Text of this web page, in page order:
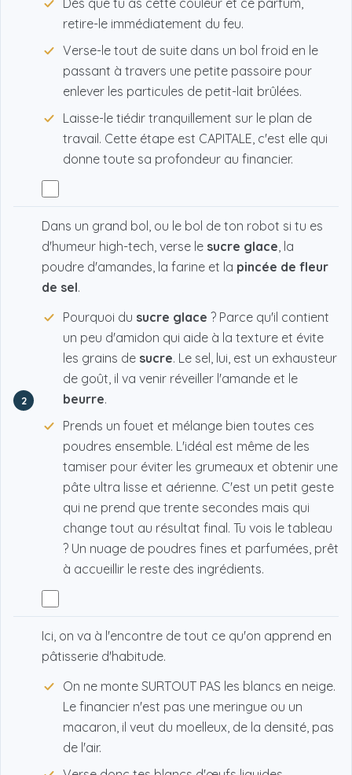
Dès que tu as cette couleur et ce parfum,
retire-le immédiatement du feu.
Verse-le tout de suite dans un bol froid en le
passant à travers une petite passoire pour
enlever les particules de petit-lait brûlées.
Laisse-le tiédir tranquillement sur le plan de
travail. Cette étape est CAPITALE, c'est elle qui
donne toute sa profondeur au financier.
2
Dans un grand bol, ou le bol de ton robot si tu es
d'humeur high-tech, verse le sucre glace, la
poudre d'amandes, la farine et la pincée de fleur
de sel.
Pourquoi du sucre glace ? Parce qu'il contient
un peu d'amidon qui aide à la texture et évite
les grains de sucre. Le sel, lui, est un exhausteur
de goût, il va venir réveiller l'amande et le
beurre.
Prends un fouet et mélange bien toutes ces
poudres ensemble. L'idéal est même de les
tamiser pour éviter les grumeaux et obtenir une
pâte ultra lisse et aérienne. C'est un petit geste
qui ne prend que trente secondes mais qui
change tout au résultat final. Tu vois le tableau
? Un nuage de poudres fines et parfumées, prêt
à accueillir le reste des ingrédients.
Ici, on va à l'encontre de tout ce qu'on apprend en
pâtisserie d'habitude.
On ne monte SURTOUT PAS les blancs en neige.
Le financier n'est pas une meringue ou un
macaron, il veut du moelleux, de la densité, pas
de l'air.